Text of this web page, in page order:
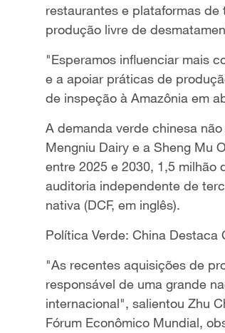
restaurantes e plataformas
produção livre de
"Esperamos influenciar mais
e a apoiar práticas de
de inspeção à Amazônia em
A demanda verde chinesa
Mengniu Dairy e a Sheng Mu
entre 2025 e 2030, 1,5 milhão
auditoria independente de
nativa (DCF, em inglês).
Política Verde: China Destaca
"As recentes aquisições de
responsável de uma grande
internacional", salientou Zhu
Fórum Econômico Mundial,